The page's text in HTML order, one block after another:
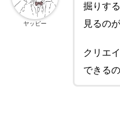
掘りす
見るの
クリエ
できる
ヤッピー